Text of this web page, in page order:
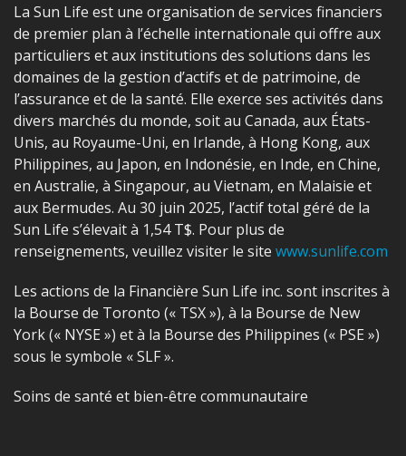
La Sun Life est une organisation de services financiers
de premier plan à l’échelle internationale qui offre aux
particuliers et aux institutions des solutions dans les
domaines de la gestion d’actifs et de patrimoine, de
l’assurance et de la santé. Elle exerce ses activités dans
divers marchés du monde, soit au Canada, aux États-
Unis, au Royaume-Uni, en Irlande, à Hong Kong, aux
Philippines, au Japon, en Indonésie, en Inde, en Chine,
en Australie, à Singapour, au Vietnam, en Malaisie et
aux Bermudes. Au 30 juin 2025, l’actif total géré de la
Sun Life s’élevait à 1,54 T$. Pour plus de
renseignements, veuillez visiter le site www.sunlife.com
Les actions de la Financière Sun Life inc. sont inscrites à
la Bourse de Toronto (« TSX »), à la Bourse de New
York (« NYSE ») et à la Bourse des Philippines (« PSE »)
sous le symbole « SLF ».
Soins de santé et bien-être communautaire